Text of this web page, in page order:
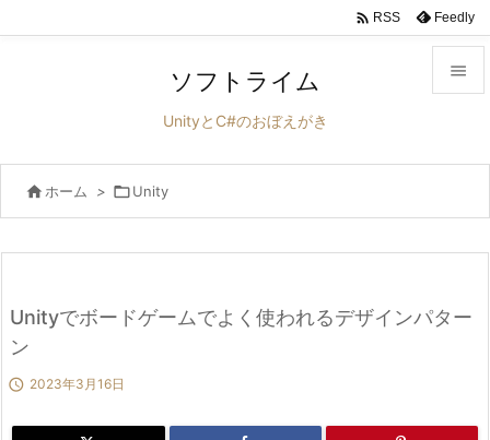


前へ
 RSS Feedly
ソフトライム
UnityとC#のおぼえがき
 ホーム > Unity
Unityでボードゲームでよく使われるデザインパター
ン
 2023年3月16日